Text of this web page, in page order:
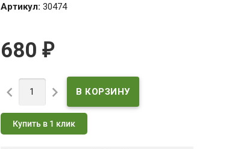
Артикул: 30474
680 ₽
 
Купить в 1 клик